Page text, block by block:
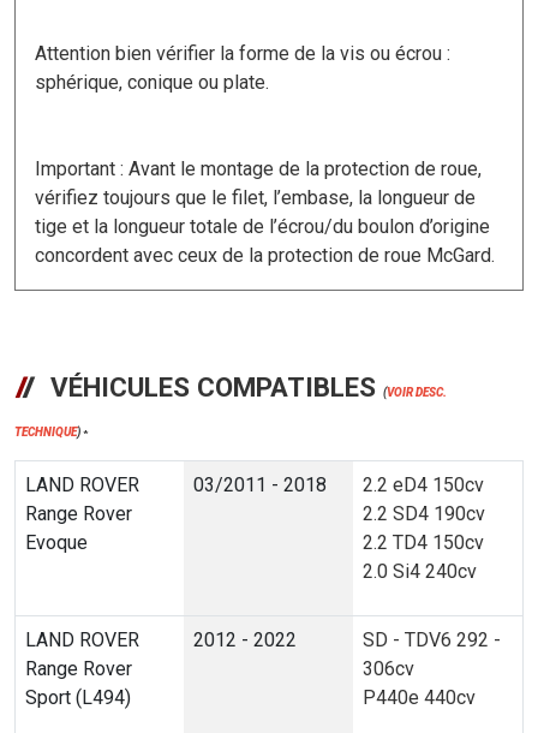
Attention bien vérifier la forme de la vis ou écrou :
sphérique, conique ou plate.
Important : Avant le montage de la protection de roue,
vérifiez toujours que le filet, l’embase, la longueur de
tige et la longueur totale de l’écrou/du boulon d’origine
concordent avec ceux de la protection de roue McGard.
VÉHICULES COMPATIBLES (VOIR DESC.
TECHNIQUE) *
LAND ROVER
Range Rover
Evoque
03/2011 - 2018
2.2 eD4 150cv
2.2 SD4 190cv
2.2 TD4 150cv
2.0 Si4 240cv
LAND ROVER
Range Rover
Sport (L494)
2012 - 2022
SD - TDV6 292 -
306cv
P440e 440cv